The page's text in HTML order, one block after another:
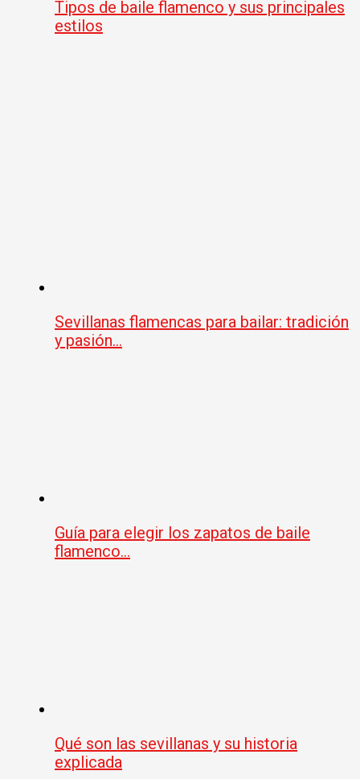
Tipos de baile flamenco y sus principales
estilos
Sevillanas flamencas para bailar: tradición
y pasión…
Guía para elegir los zapatos de baile
flamenco…
Qué son las sevillanas y su historia
explicada